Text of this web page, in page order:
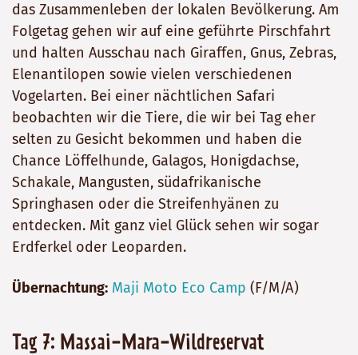
das Zusammenleben der lokalen Bevölkerung. Am
Folgetag gehen wir auf eine geführte Pirschfahrt
und halten Ausschau nach Giraffen, Gnus, Zebras,
Elenantilopen sowie vielen verschiedenen
Vogelarten. Bei einer nächtlichen Safari
beobachten wir die Tiere, die wir bei Tag eher
selten zu Gesicht bekommen und haben die
Chance Löffelhunde, Galagos, Honigdachse,
Schakale, Mangusten, südafrikanische
Springhasen oder die Streifenhyänen zu
entdecken. Mit ganz viel Glück sehen wir sogar
Erdferkel oder Leoparden.
Übernachtung: Maji Moto Eco Camp (F/M/A)
Tag 7: Massai-Mara-Wildreservat